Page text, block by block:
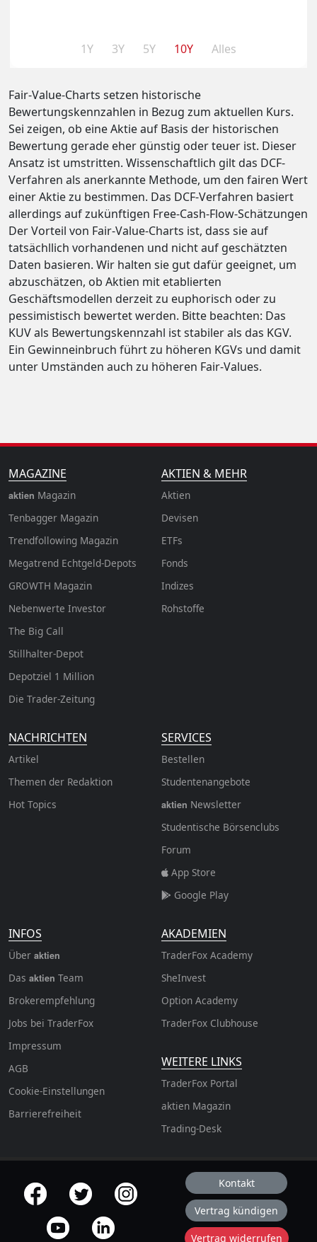
1Y 3Y 5Y 10Y Alles
Fair-Value-Charts setzen historische
Bewertungskennzahlen in Bezug zum aktuellen Kurs.
Sei zeigen, ob eine Aktie auf Basis der historischen
Bewertung gerade eher günstig oder teuer ist. Dieser
Ansatz ist umstritten. Wissenschaftlich gilt das DCF-
Verfahren als anerkannte Methode, um den fairen Wert
einer Aktie zu bestimmen. Das DCF-Verfahren basiert
allerdings auf zukünftigen Free-Cash-Flow-Schätzungen
Der Vorteil von Fair-Value-Charts ist, dass sie auf
tatsächllich vorhandenen und nicht auf geschätzten
Daten basieren. Wir halten sie gut dafür geeignet, um
abzuschätzen, ob Aktien mit etablierten
Geschäftsmodellen derzeit zu euphorisch oder zu
pessimistisch bewertet werden. Bitte beachten: Das
KUV als Bewertungskennzahl ist stabiler als das KGV.
Ein Gewinneinbruch führt zu höheren KGVs und damit
unter Umständen auch zu höheren Fair-Values.
MAGAZINE
aktien Magazin
Tenbagger Magazin
Trendfollowing Magazin
Megatrend Echtgeld-Depots
GROWTH Magazin
Nebenwerte Investor
The Big Call
Stillhalter-Depot
Depotziel 1 Million
Die Trader-Zeitung
AKTIEN & MEHR
Aktien
Devisen
ETFs
Fonds
Indizes
Rohstoffe
NACHRICHTEN
Artikel
Themen der Redaktion
Hot Topics
SERVICES
Bestellen
Studentenangebote
aktien Newsletter
Studentische Börsenclubs
Forum
App Store
Google Play
INFOS
Über aktien
Das aktien Team
Brokerempfehlung
Jobs bei TraderFox
Impressum
AGB
Cookie-Einstellungen
Barrierefreiheit
AKADEMIEN
TraderFox Academy
SheInvest
Option Academy
TraderFox Clubhouse
WEITERE LINKS
TraderFox Portal
aktien Magazin
Trading-Desk
offizielle Social Media-Accounts Kontakt
Vertrag kündigen
Vertrag widerrufen